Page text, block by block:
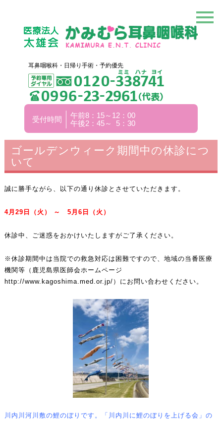
耳鼻咽喉科・日帰り手術・予約優先
受付時間
午前8：15～12：00
午後2：45～ 5：30
ゴールデンウィーク期間中の休診につ
いて
誠に勝手ながら、以下の通り休診とさせていただきます。
4月29 日（火） ～ 5月6 日（火）
休診中、ご迷惑をおかけいたしますがご了承ください。
※休診期間中は当院での救急対応は困難ですので、地域の当番医療
機関等（鹿児島県医師会ホームページ
http://www.kagoshima.med.or.jp/ ）にお問い合わせください。
川内川河川敷の鯉のぼりです。「川内川に鯉のぼりを上げる会」の